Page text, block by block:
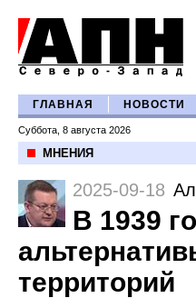
ГЛАВНАЯ НОВОСТИ
Суббота, 8 августа 2026
МНЕНИЯ
2025-09-18
В 1939
территорий